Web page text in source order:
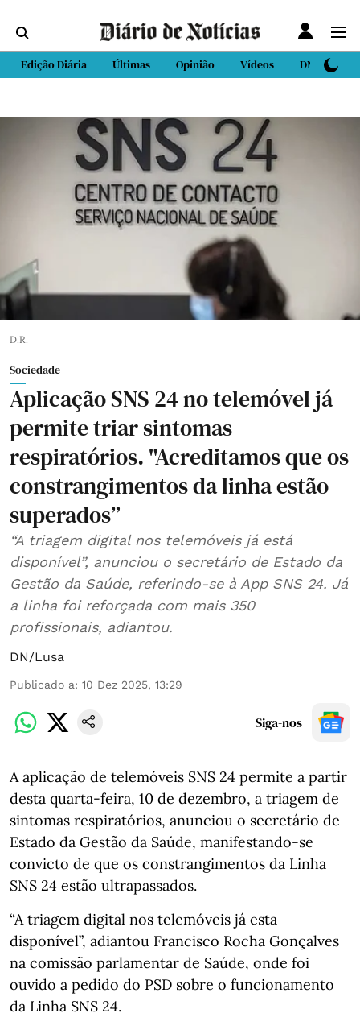
Edição Diária Últimas Opinião Vídeos DN Sport
D.R.
Sociedade
Aplicação SNS 24 no telemóvel já
permite triar sintomas
respiratórios. "Acreditamos que os
constrangimentos da linha estão
superados”
“A triagem digital nos telemóveis já está
disponível”, anunciou o secretário de Estado da
Gestão da Saúde, referindo-se à App SNS 24. Já
a linha foi reforçada com mais 350
profissionais, adiantou.
DN/Lusa
Publicado a: 10 Dez 2025, 13:29
Siga-nos
A aplicação de telemóveis SNS 24 permite a partir
desta quarta-feira, 10 de dezembro, a triagem de
sintomas respiratórios, anunciou o secretário de
Estado da Gestão da Saúde, manifestando-se
convicto de que os constrangimentos da Linha
SNS 24 estão ultrapassados.
“A triagem digital nos telemóveis já esta
disponível”, adiantou Francisco Rocha Gonçalves
na comissão parlamentar de Saúde, onde foi
ouvido a pedido do PSD sobre o funcionamento
da Linha SNS 24.